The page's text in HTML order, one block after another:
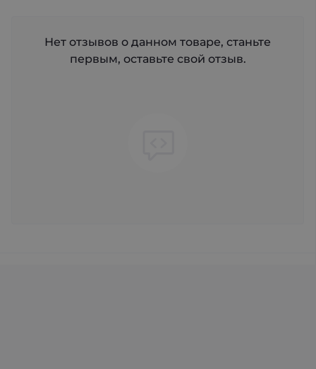
Нет отзывов о данном товаре, станьте
первым, оставьте свой отзыв.